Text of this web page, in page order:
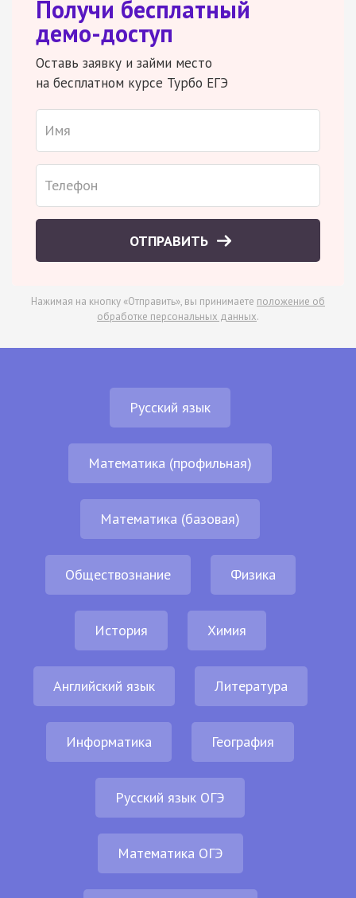
Получи бесплатный
демо-доступ
Оставь заявку и займи место
на бесплатном курсе Турбо ЕГЭ
ОТПРАВИТЬ
Нажимая на кнопку «Отправить», вы принимаете положение об
обработке персональных данных.
Русский язык
Математика (профильная)
Математика (базовая)
Обществознание Физика
История Химия
Английский язык Литература
Информатика География
Русский язык ОГЭ
Математика ОГЭ